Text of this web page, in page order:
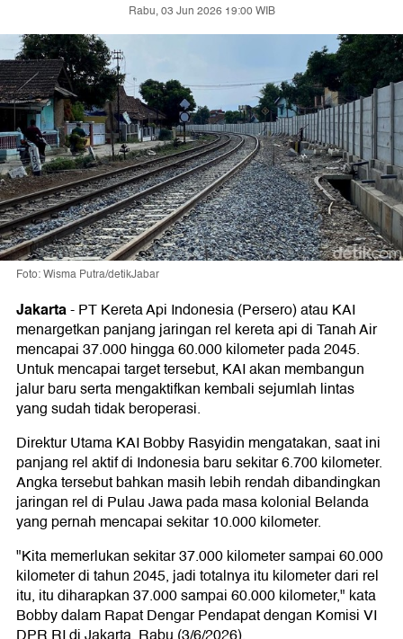
Rabu, 03 Jun 2026 19:00 WIB
Foto: Wisma Putra/detikJabar
Jakarta-PT Kereta Api Indonesia (Persero) atau KAI
menargetkan panjang jaringan rel kereta api di Tanah Air
mencapai 37.000 hingga 60.000 kilometer pada 2045.
Untuk mencapai target tersebut, KAI akan membangun
jalur baru serta mengaktifkan kembali sejumlah lintas
yang sudah tidak beroperasi.
Direktur Utama KAI Bobby Rasyidin mengatakan, saat ini
panjang rel aktif di Indonesia baru sekitar 6.700 kilometer.
Angka tersebut bahkan masih lebih rendah dibandingkan
jaringan rel di Pulau Jawa pada masa kolonial Belanda
yang pernah mencapai sekitar 10.000 kilometer.
"Kita memerlukan sekitar 37.000 kilometer sampai 60.000
kilometer di tahun 2045, jadi totalnya itu kilometer dari rel
itu, itu diharapkan 37.000 sampai 60.000 kilometer," kata
Bobby dalam Rapat Dengar Pendapat dengan Komisi VI